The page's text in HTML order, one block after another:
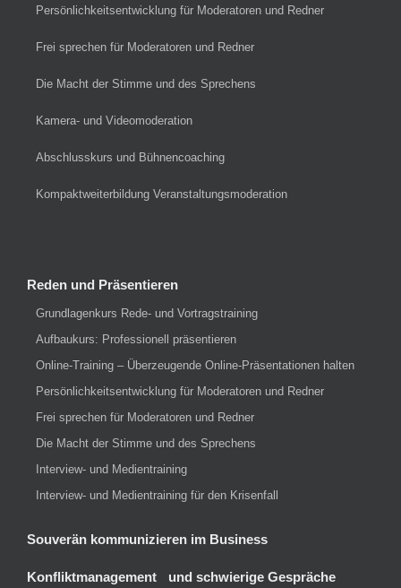
Persönlichkeitsentwicklung für Moderatoren und Redner
Frei sprechen für Moderatoren und Redner
Die Macht der Stimme und des Sprechens
Kamera- und Videomoderation
Abschlusskurs und Bühnencoaching
Kompaktweiterbildung Veranstaltungsmoderation
Reden und Präsentieren
Grundlagenkurs Rede- und Vortragstraining
Aufbaukurs: Professionell präsentieren
Online-Training – Überzeugende Online-Präsentationen halten
Persönlichkeitsentwicklung für Moderatoren und Redner
Frei sprechen für Moderatoren und Redner
Die Macht der Stimme und des Sprechens
Interview- und Medientraining
Interview- und Medientraining für den Krisenfall
Souverän kommunizieren im Business
Konfliktmanagement und schwierige Gespräche